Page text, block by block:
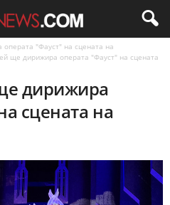
"Фауст" на сцената на
ще дирижира операта "Фауст" на сцената
дирижира
сцената на